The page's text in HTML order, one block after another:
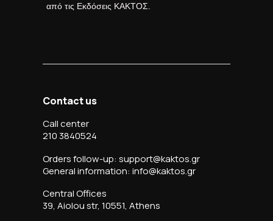
από τις Εκδόσεις ΚΑΚΤΟΣ.
Contact us
Call center
210 3840524
Orders follow-up: support@kaktos.gr
General information: info@kaktos.gr
Central Offices
39, Aiolou str, 10551, Athens